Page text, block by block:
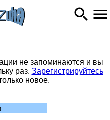
не запоминаются и вы
раз. Зарегистрируйтесь
новое.